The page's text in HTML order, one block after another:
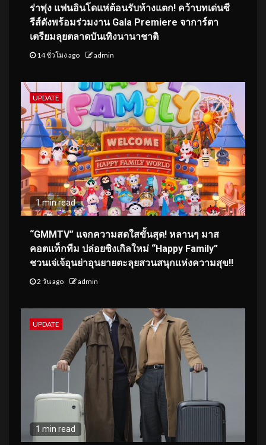
ร่าพุ่ง แฟนอินโดแห่ต้อนรับห้างแตก! คว้าบทเด่นซี
รีส์ดังพร้อมร่วมงาน Gala Premiere จาการ์ตา
เตรียมลุยตลาดบันเทิงนานาชาติ
14 ชั่วโมง ago admin
UPDATE
1 min read
“GMMTV” แจกความสดใสขั้นสุด! หลานๆ มาส
คอตแท็กทีม ปล่อยซิงเกิลใหม่ “Happy Family”
ชวนเจ่เจ้อุนย่าอุนยายตะลุยสวนสนุกแห่งความสุข!!
2 วัน ago admin
UPDATE
1 min read